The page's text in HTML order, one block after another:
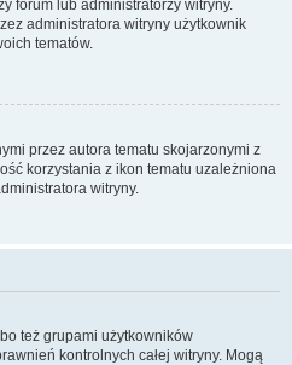
forum lub administratorzy witryny.
administratora witryny użytkownik
tematów.
przez autora tematu skojarzonymi z
korzystania z ikon tematu uzależniona
witryny.
też grupami użytkowników
kontrolnych całej witryny. Mogą